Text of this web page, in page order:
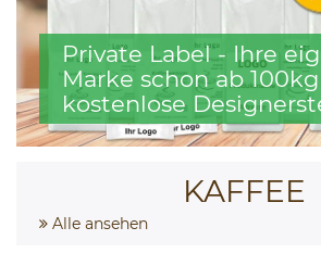
Private Label - Ihre
Marke schon ab
kostenlose
KAFFEE
Alle ansehen